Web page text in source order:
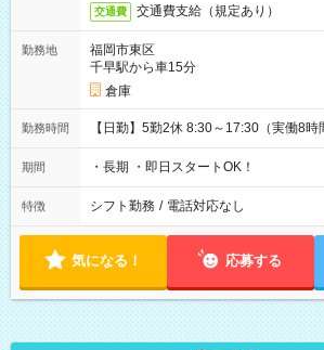
交通費 交通費支給（規定あり）
勤務地
福岡市東区
千早駅から車15分
倉庫
勤務時間 【日勤】5勤2休 8:30～17:30（実働8時
期間 ・長期 ・即日スタートOK！
特徴 シフト勤務 / 電話対応なし
気になる！ 応募する